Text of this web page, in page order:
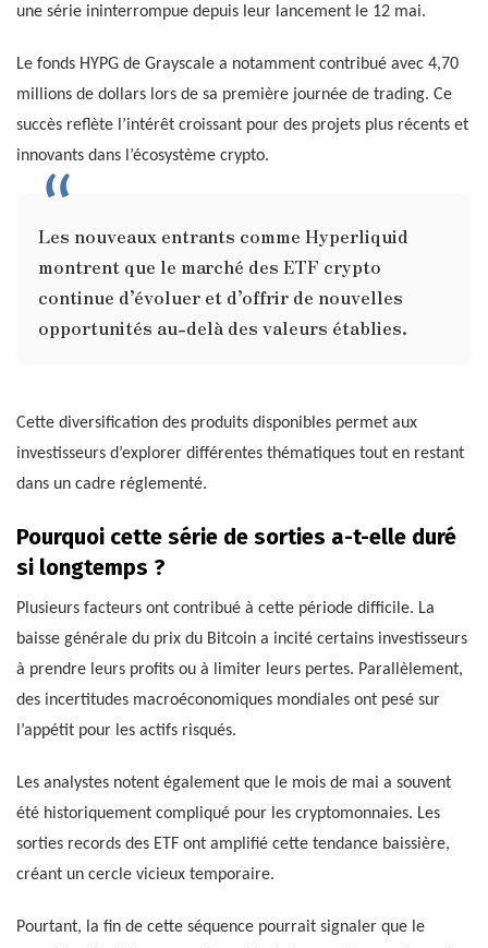
une série ininterrompue depuis leur lancement le 12 mai.
Le fonds HYPG de Grayscale a notamment contribué avec 4,70
millions de dollars lors de sa première journée de trading. Ce
succès reflète l’intérêt croissant pour des projets plus récents et
innovants dans l’écosystème crypto.
Les nouveaux entrants comme Hyperliquid
montrent que le marché des ETF crypto
continue d’évoluer et d’offrir de nouvelles
opportunités au-delà des valeurs établies.
Cette diversification des produits disponibles permet aux
investisseurs d’explorer différentes thématiques tout en restant
dans un cadre réglementé.
Pourquoi cette série de sorties a-t-elle duré
si longtemps ?
Plusieurs facteurs ont contribué à cette période difficile. La
baisse générale du prix du Bitcoin a incité certains investisseurs
à prendre leurs profits ou à limiter leurs pertes. Parallèlement,
des incertitudes macroéconomiques mondiales ont pesé sur
l’appétit pour les actifs risqués.
Les analystes notent également que le mois de mai a souvent
été historiquement compliqué pour les cryptomonnaies. Les
sorties records des ETF ont amplifié cette tendance baissière,
créant un cercle vicieux temporaire.
Pourtant, la fin de cette séquence pourrait signaler que le